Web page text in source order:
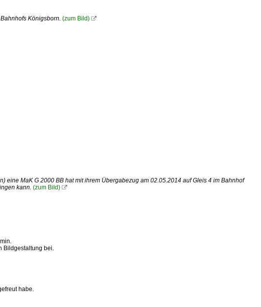
Königsborn. (zum Bild) 
eine MaK G 2000 BB hat mit ihrem Übergabezug am 02.05.2014 auf Gleis 4 im Bahnhof
kann. (zum Bild) 
Bildgestaltung bei.
habe.